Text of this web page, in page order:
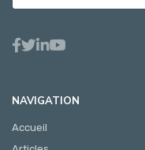
NAVIGATION
Accueil